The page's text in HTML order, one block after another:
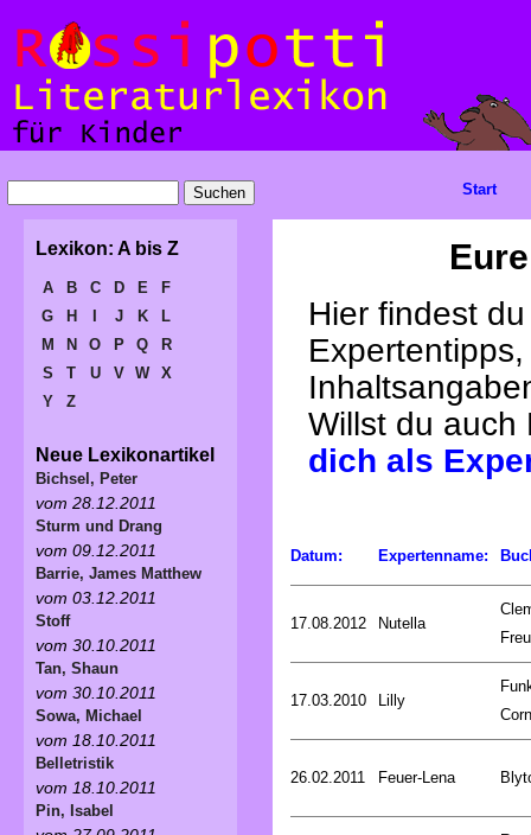
Hier findest
Willst du
dich als
Datum: Expertenname:
17.08.2012 Nutella
17.03.2010 Lilly
26.02.2011 Feuer-Lena
Start
Lexikon: A bis Z
A B C D E
F
G
H J K
L
M
N O P Q
R
S
T U V W
X
Y
Z
Neue Lexikonartikel
Bichsel, Peter
vom 28.12.2011
Sturm und Drang
vom 09.12.2011
Barrie, James Matthew
vom 03.12.2011
Stoff
vom 30.10.2011
Tan, Shaun
vom 30.10.2011
Sowa, Michael
vom 18.10.2011
Belletristik
vom 18.10.2011
Pin, Isabel